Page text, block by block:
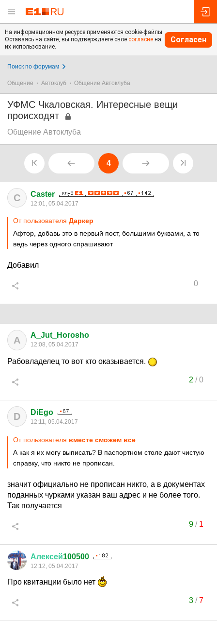
На информационном ресурсе применяются cookie-файлы.
Оставаясь на сайте, вы подтверждаете свое согласие на
их использование.
Согласен
Поиск по форумам
Общение Автоклуб Общение Автоклуба
УФМС Чкаловская. Интересные вещи
происходят
Общение Автоклуба
4
C Caster
12:01, 05.04.2017
От пользователя Даркер
Афтор, добавь это в первый пост, большими буквами, а то
ведь через одного спрашивают
Добавил
0
A A_Jut_Horosho
12:08, 05.04.2017
Рабовладелец то вот кто оказывается.
2 /0
D DiEgo
12:11, 05.04.2017
От пользователя вместе сможем все
А как я их могу выписать? В паспортном столе дают чистую
справку, что никто не прописан.
значит официально не прописан никто, а в документах
поданных чурками указан ваш адрес и не более того.
Так получается
9/ 1
Алексей100500
12:12, 05.04.2017
Про квитанции было нет
3/7